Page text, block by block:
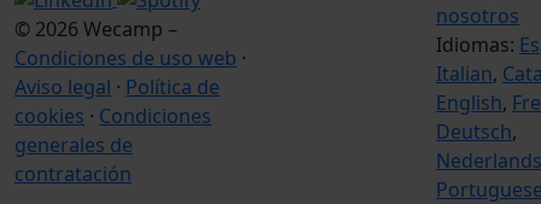
© 2026 Wecamp –
Condiciones de uso web ·
Aviso legal · Política de
cookies · Condiciones
generales de
contratación
nosotros
Idiomas:
Italian,
English,
Deutsch,
Nederlands